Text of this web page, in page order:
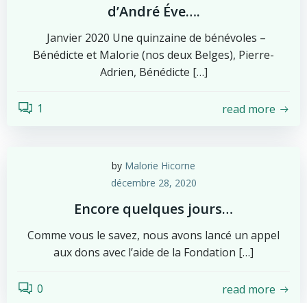
d’André Éve….
Janvier 2020 Une quinzaine de bénévoles –
Bénédicte et Malorie (nos deux Belges), Pierre-
Adrien, Bénédicte […]
1 read more
by Malorie Hicorne
décembre 28, 2020
Encore quelques jours…
Comme vous le savez, nous avons lancé un appel
aux dons avec l’aide de la Fondation […]
0 read more